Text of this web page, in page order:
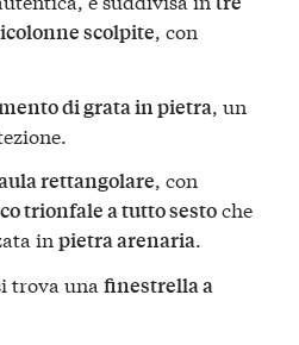
scolpite, con
di grata in pietra, un
rettangolare, con
trionfale a tutto sestoche
in pietra arenaria.
trova una finestrella a